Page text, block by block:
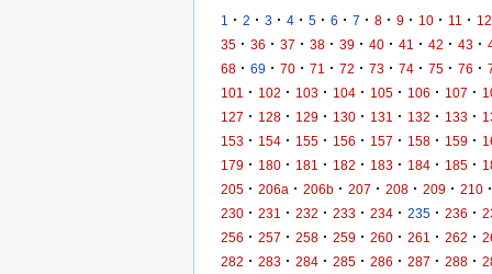
1 · 2 · 3 · 4 · 5 · 6 · 7 · 8 · 9 · 10 · 11 · 12
35 · 36 · 37 · 38 · 39 · 40 · 41 · 42 · 43 ·
68 · 69 · 70 · 71 · 72 · 73 · 74 · 75 · 76 ·
101
· 102 · 103 · 104 · 105 · 106 · 107 ·
127 · 128 · 129 · 130 · 131 · 132 · 133 ·
153 · 154 · 155 · 156 · 157 · 158 · 159 ·
179 · 180 · 181 · 182 · 183 · 184 · 185 ·
205 · 206a · 206b · 207 · 208 · 209 · 210 ·
230 · 231 · 232 · 233 · 234 · 235 · 236 ·
256 · 257 · 258 · 259 · 260 · 261 · 262 ·
282 · 283 · 284 · 285 · 286 · 287 · 288 ·